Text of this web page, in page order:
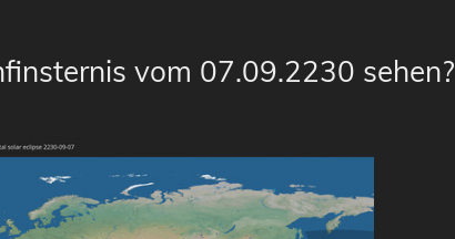
vom 07.09.2230 sehen?